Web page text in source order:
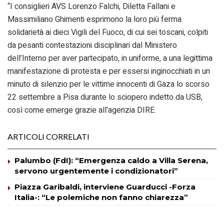
“I consiglieri AVS Lorenzo Falchi, Diletta Fallani e
Massimiliano Ghimenti esprimono la loro più ferma
solidarietà ai dieci Vigili del Fuoco, di cui sei toscani, colpiti
da pesanti contestazioni disciplinari dal Ministero
dell’Interno per aver partecipato, in uniforme, a una legittima
manifestazione di protesta e per essersi inginocchiati in un
minuto di silenzio per le vittime innocenti di Gaza lo scorso
22 settembre a Pisa durante lo sciopero indetto da USB,
così come emerge grazie all’agenzia DIRE.
ARTICOLI CORRELATI
Palumbo (FdI): “Emergenza caldo a Villa Serena,
servono urgentemente i condizionatori”
Piazza Garibaldi, interviene Guarducci -Forza
Italia-: “Le polemiche non fanno chiarezza”